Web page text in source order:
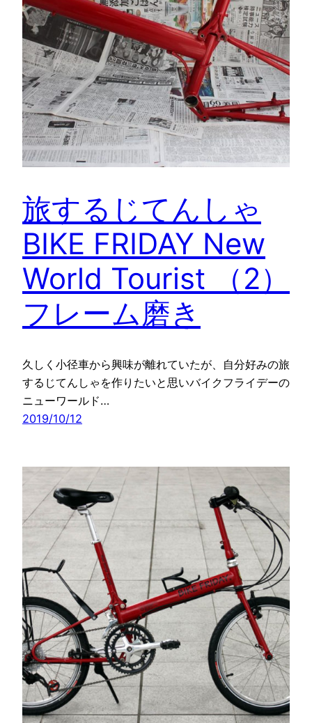
旅するじてんしゃ
BIKE FRIDAY New
World Tourist （2）
フレーム磨き
久しく小径車から興味が離れていたが、自分好みの旅
するじてんしゃを作りたいと思いバイクフライデーの
ニューワールド…
2019/10/12